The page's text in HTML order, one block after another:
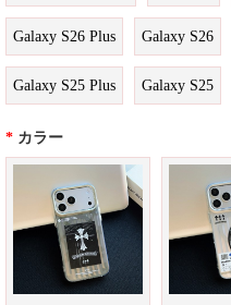
Galaxy S26 Plus Galaxy S26
Galaxy S25 Plus Galaxy S25
* カラー